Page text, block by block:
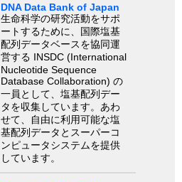
DNA Data Bank of Japan
生命科学の研究活動をサポ
ートするために、国際塩基
配列データベースを協同運
営する INSDC (International
Nucleotide Sequence
Database Collaboration) の
一員として、塩基配列デー
タを収集しています。あわ
せて、自由に利用可能な塩
基配列データとスーパーコ
ンピュータシステムを提供
しています。